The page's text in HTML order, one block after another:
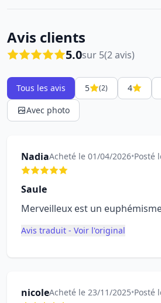
Avis clients
5.0sur 5(2 avis)
Tous les avis 5 (2) 4
Avec photo
NadiaAcheté le 01/04/2026•Posté
Saule
Merveilleux est un
Avis traduit - Voir l'original
nicoleAcheté le 23/11/2025•Posté